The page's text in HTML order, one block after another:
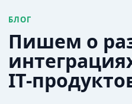
БЛОГ
Пишем о
IT-